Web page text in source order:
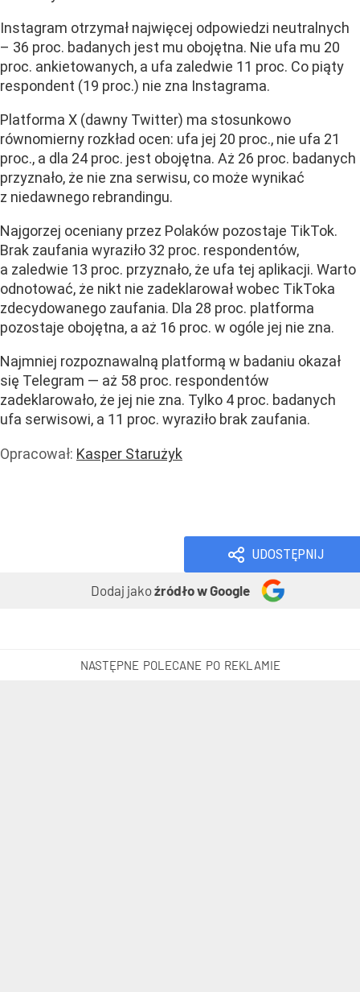
Instagram otrzymał najwięcej odpowiedzi neutralnych
– 36 proc. badanych jest mu obojętna. Nie ufa mu 20
proc. ankietowanych, a ufa zaledwie 11 proc. Co piąty
respondent (19 proc.) nie zna Instagrama.
Platforma X (dawny Twitter) ma stosunkowo
równomierny rozkład ocen: ufa jej 20 proc., nie ufa 21
proc., a dla 24 proc. jest obojętna. Aż 26 proc. badanych
przyznało, że nie zna serwisu, co może wynikać
z niedawnego rebrandingu.
Najgorzej oceniany przez Polaków pozostaje TikTok.
Brak zaufania wyraziło 32 proc. respondentów,
a zaledwie 13 proc. przyznało, że ufa tej aplikacji. Warto
odnotować, że nikt nie zadeklarował wobec TikToka
zdecydowanego zaufania. Dla 28 proc. platforma
pozostaje obojętna, a aż 16 proc. w ogóle jej nie zna.
Najmniej rozpoznawalną platformą w badaniu okazał
się Telegram — aż 58 proc. respondentów
zadeklarowało, że jej nie zna. Tylko 4 proc. badanych
ufa serwisowi, a 11 proc. wyraziło brak zaufania.
Opracował: Kasper Starużyk
UDOSTĘPNIJ
Dodaj jakoźródło w Google